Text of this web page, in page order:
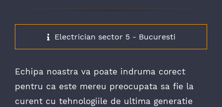
Electrician sector 5 - Bucuresti
Echipa noastra va poate indruma corect
pentru ca este mereu preocupata sa fie la
curent cu tehnologiile de ultima generatie